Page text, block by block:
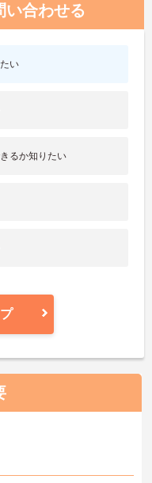
い合わせる
い
るか知りたい